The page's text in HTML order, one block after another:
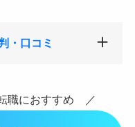
・口コミ
職におすすめ ／